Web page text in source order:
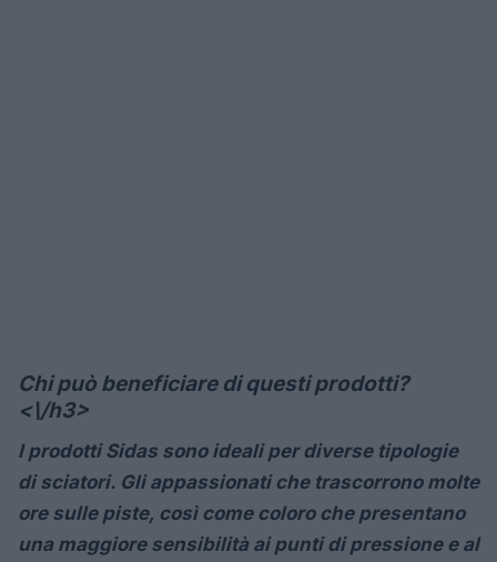
Chi può beneficiare di questi prodotti?
<\/h3>
I prodotti Sidas sono ideali per diverse tipologie
di sciatori. Gli appassionati che trascorrono molte
ore sulle piste, così come coloro che presentano
una maggiore sensibilità ai punti di pressione e al